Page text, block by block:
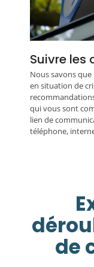
Suivre les
Nous savons
en situation de
qui vous sont
lien de
téléphone,
de